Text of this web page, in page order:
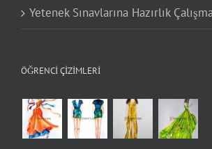
Yetenek Sınavlarına Hazırlık
ÖĞRENCI ÇIZIMLERI